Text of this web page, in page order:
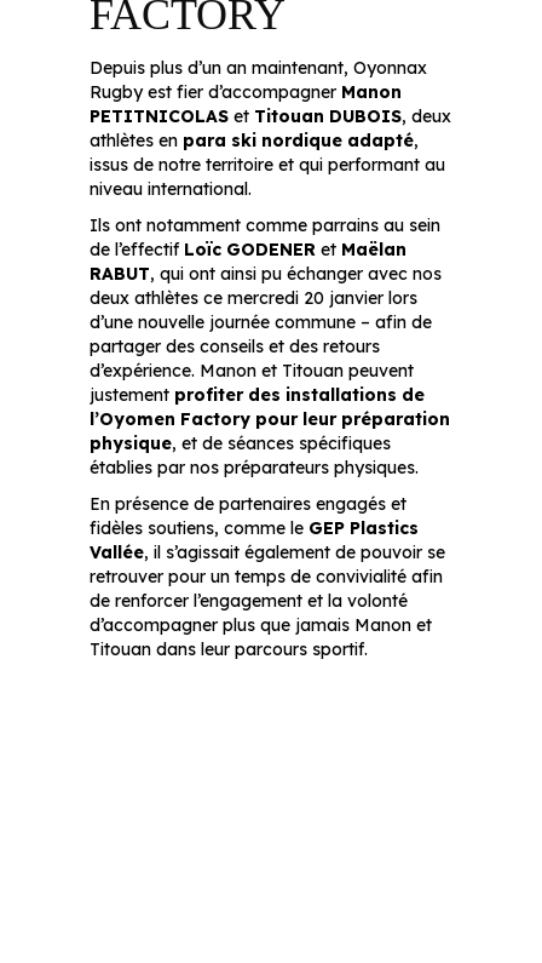
FACTORY
Depuis plus d’un an maintenant, Oyonnax
Rugby est fier d’accompagner Manon
PETITNICOLAS et Titouan DUBOIS, deux
athlètes en para ski nordique adapté,
issus de notre territoire et qui performant au
niveau international.
Ils ont notamment comme parrains au sein
de l’effectif Loïc GODENER et Maëlan
RABUT, qui ont ainsi pu échanger avec nos
deux athlètes ce mercredi 20 janvier lors
d’une nouvelle journée commune – afin de
partager des conseils et des retours
d’expérience. Manon et Titouan peuvent
justement profiter des installations de
l’Oyomen Factory pour leur préparation
physique, et de séances spécifiques
établies par nos préparateurs physiques.
En présence de partenaires engagés et
fidèles soutiens, comme le GEP Plastics
Vallée, il s’agissait également de pouvoir se
retrouver pour un temps de convivialité afin
de renforcer l’engagement et la volonté
d’accompagner plus que jamais Manon et
Titouan dans leur parcours sportif.